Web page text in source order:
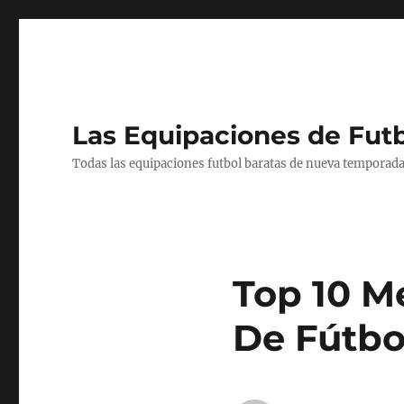
Las Equipaciones de
Todas las equipaciones futbol baratas de nueva
Top 10
De